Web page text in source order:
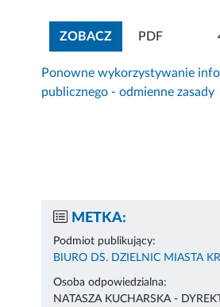
ZOBACZZOBACZ
PDF
Ponowne wykorzystywanie
publicznego - odmienne zasady
METKA:
Podmiot publikujący:
BIURO DS. DZIELNIC MIASTA
Osoba odpowiedzialna:
NATASZA KUCHARSKA -